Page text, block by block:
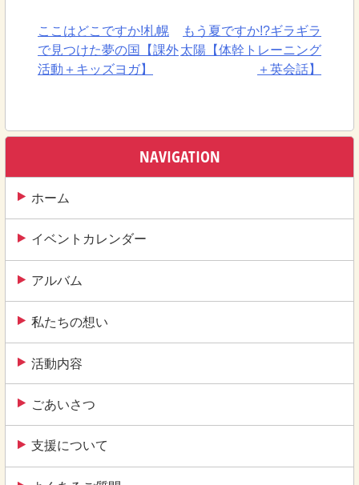
NAVIGATION
ホーム
イベントカレンダー
アルバム
私たちの想い
活動内容
ごあいさつ
支援について
投
稿
ビ
ー
シ
ョ
ン
ここはどこですか!札幌
で見つけた夢の国【課外
活動＋キッズヨガ】
もう夏ですか!?ギラギラ
太陽【体幹トレーニング
＋英会話】